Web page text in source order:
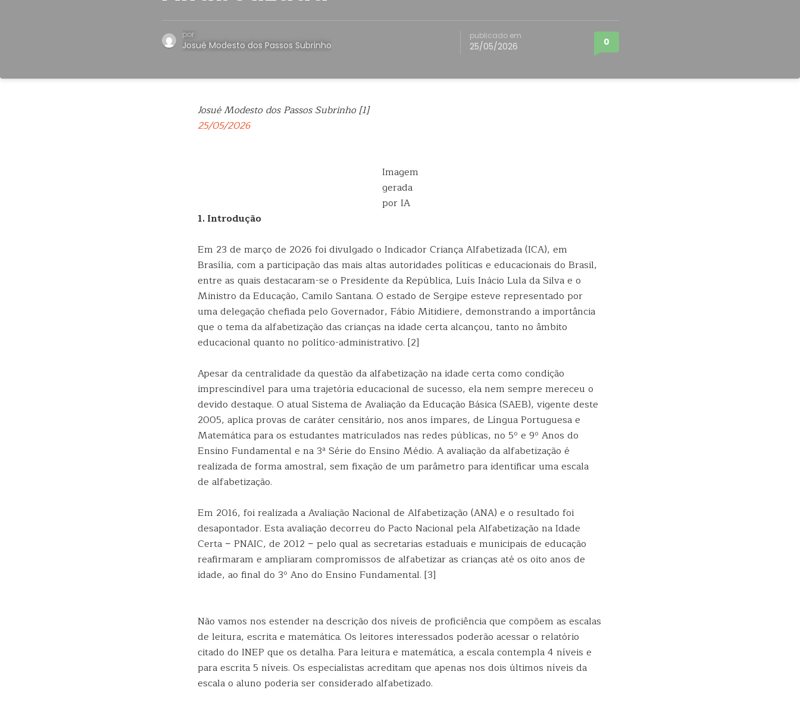
por
Josué Modesto dos Passos Subrinho
publicado em
25/05/2026 0
Josué Modesto dos Passos Subrinho [1]
25/05/2026
Imagem
gerada
por IA
1. Introdução
Em 23 de março de 2026 foi divulgado o Indicador Criança Alfabetizada (ICA), em
Brasília, com a participação das mais altas autoridades políticas e educacionais do Brasil,
entre as quais destacaram-se o Presidente da República, Luís Inácio Lula da Silva e o
Ministro da Educação, Camilo Santana. O estado de Sergipe esteve representado por
uma delegação chefiada pelo Governador, Fábio Mitidiere, demonstrando a importância
que o tema da alfabetização das crianças na idade certa alcançou, tanto no âmbito
educacional quanto no político-administrativo. [2]
Apesar da centralidade da questão da alfabetização na idade certa como condição
imprescindível para uma trajetória educacional de sucesso, ela nem sempre mereceu o
devido destaque. O atual Sistema de Avaliação da Educação Básica (SAEB), vigente deste
2005, aplica provas de caráter censitário, nos anos ímpares, de Língua Portuguesa e
Matemática para os estudantes matriculados nas redes públicas, no 5º e 9º Anos do
Ensino Fundamental e na 3ª Série do Ensino Médio. A avaliação da alfabetização é
realizada de forma amostral, sem fixação de um parâmetro para identificar uma escala
de alfabetização.
Em 2016, foi realizada a Avaliação Nacional de Alfabetização (ANA) e o resultado foi
desapontador. Esta avaliação decorreu do Pacto Nacional pela Alfabetização na Idade
Certa − PNAIC, de 2012 − pelo qual as secretarias estaduais e municipais de educação
reafirmaram e ampliaram compromissos de alfabetizar as crianças até os oito anos de
idade, ao final do 3º Ano do Ensino Fundamental. [3]
Não vamos nos estender na descrição dos níveis de proficiência que compõem as escalas
de leitura, escrita e matemática. Os leitores interessados poderão acessar o relatório
citado do INEP que os detalha. Para leitura e matemática, a escala contempla 4 níveis e
para escrita 5 níveis. Os especialistas acreditam que apenas nos dois últimos níveis da
escala o aluno poderia ser considerado alfabetizado.